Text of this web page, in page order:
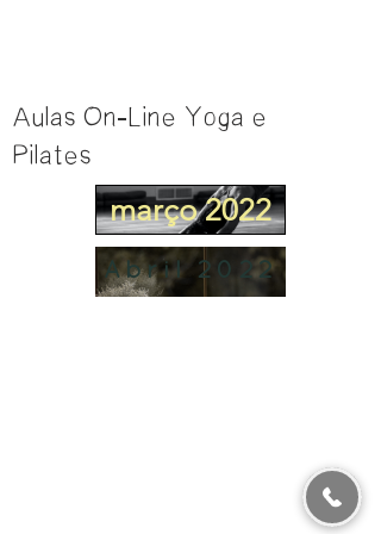
Aulas On-Line Yoga e
Pilates
março 2022
Abril 2022